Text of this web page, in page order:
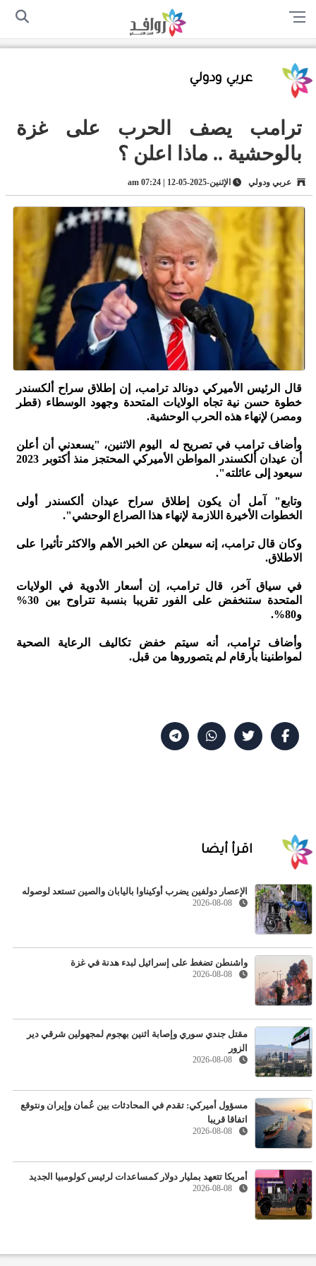
الرئيسية سياسة الخصوصية
عربي ودولي
ترامب يصف الحرب على غزة
بالوحشية .. ماذا اعلن ؟
عربي ودولي الإثنين-2025-05-12 | 07:24 am
قال الرئيس الأميركي دونالد ترامب، إن إطلاق سراح ألكسندر
خطوة حسن نية تجاه الولايات المتحدة وجهود الوسطاء (قطر
ومصر) لإنهاء هذه الحرب الوحشية.
وأضاف ترامب في تصريح له اليوم الاثنين، "يسعدني أن أعلن
أن عيدان ألكسندر المواطن الأميركي المحتجز منذ أكتوبر 2023
سيعود إلى عائلته".
وتابع" آمل أن يكون إطلاق سراح عيدان ألكسندر أولى
الخطوات الأخيرة اللازمة لإنهاء هذا الصراع الوحشي".
وكان قال ترامب، إنه سيعلن عن الخبر الأهم والاكثر تأثيرا على
الاطلاق.
في سياق آخر، قال ترامب، إن أسعار الأدوية في الولايات
المتحدة ستنخفض على الفور تقريبا بنسبة تتراوح بين 30%
و80%.
وأضاف ترامب، أنه سيتم خفض تكاليف الرعاية الصحية
لمواطنينا بأرقام لم يتصوروها من قبل.
اقرأ أيضا
الإعصار دولفين يضرب أوكيناوا باليابان والصين تستعد لوصوله
2026-08-08
واشنطن تضغط على إسرائيل لبدء هدنة في غزة
2026-08-08
مقتل جندي سوري وإصابة اثنين بهجوم لمجهولين شرقي دير
الزور
2026-08-08
مسؤول أميركي: تقدم في المحادثات بين عُمان وإيران ونتوقع
اتفاقا قريبا
2026-08-08
أمريكا تتعهد بمليار دولار كمساعدات لرئيس كولومبيا الجديد
2026-08-08